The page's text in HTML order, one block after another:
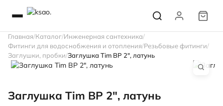
Главная Каталог Инженерная сантехника
Фитинги для водоснобжения и отопления Резьбовые фитинги
Заглушки, пробки Заглушка Tim ВР 2", латунь
Заглушка Tim ВР 2", латунь